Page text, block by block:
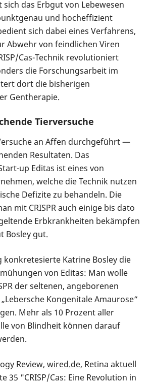
sich das Erbgut von Lebewesen
und hocheffizient
sich dabei eines Verfahrens,
Abwehr von feindlichen Viren
Cas-Technik revolutioniert
die Forschungsarbeit im
dort die bisherigen
Gentherapie.
Tierversuche
an Affen durchgeführt —
Resultaten. Das
up Editas ist eines von
welche die Technik nutzen
Defizite zu behandeln. Die
mit CRISPR auch einige bis dato
Erbkrankheiten bekämpfen
Bosley gut.
Katrine Bosley die
von Editas: Man wolle
der seltenen, angeborenen
Kongenitale Amaurose“
Mehr als 10 Prozent aller
von Blindheit können darauf
Review, wired.de, Retina aktuell
35 "CRISP/Cas: Eine Revolution in